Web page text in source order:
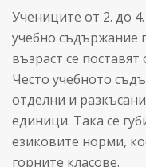
Учениците от 2. до
учебно съдържание
възраст се
Често учебното
отделни и
единици. Така се
езиковите норми,
горните класове.